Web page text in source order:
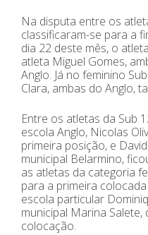
Na disputa entre os
classificaram-se para a
dia 22 deste mês, o
atleta Miguel Gomes,
Anglo. Já no feminino
Clara, ambas do Anglo,
Entre os atletas da Sub
escola Anglo, Nicolas
primeira posição, e
municipal Belarmino,
as atletas da categoria
para a primeira
escola particular
municipal Marina
colocação.